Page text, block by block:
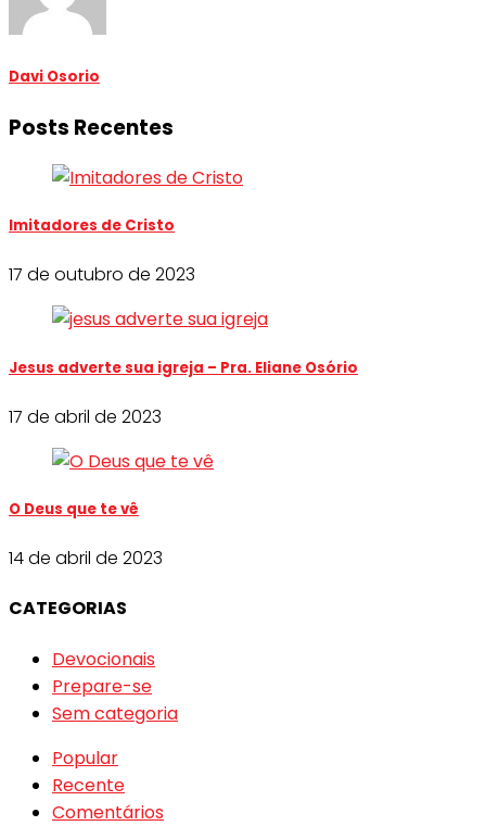
Davi Osorio
Posts Recentes
Imitadores de Cristo
17 de outubro de 2023
Jesus adverte sua igreja – Pra. Eliane Osório
17 de abril de 2023
O Deus que te vê
14 de abril de 2023
CATEGORIAS
Devocionais
Prepare-se
Sem categoria
Popular
Recente
Comentários